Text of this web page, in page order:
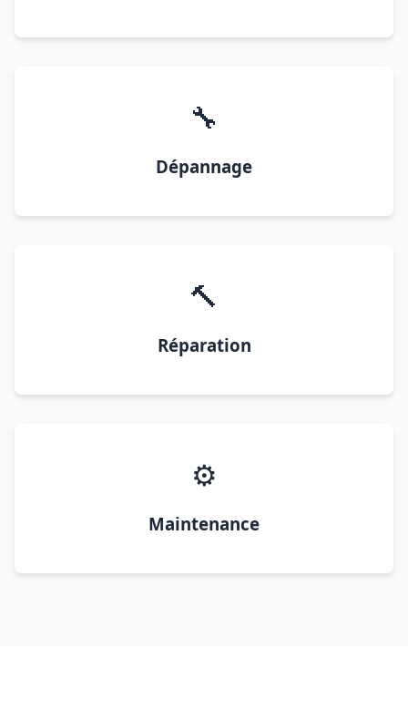
🔧
Dépannage
🔨
Réparation
⚙️
Maintenance